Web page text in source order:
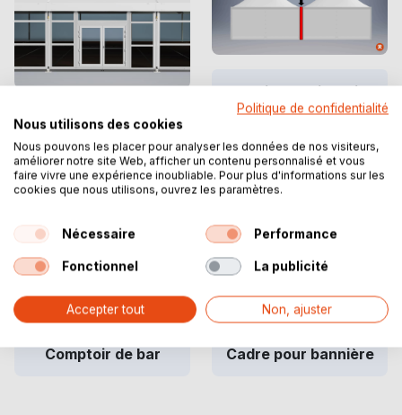
Porte double vitrée |
Parois vitrées
Gouttière de jonction
Comptoir de bar Cadre pour bannière
Politique de confidentialité
Nous utilisons des cookies
Nous pouvons les placer pour analyser les données de nos visiteurs,
améliorer notre site Web, afficher un contenu personnalisé et vous
faire vivre une expérience inoubliable. Pour plus d'informations sur les
cookies que nous utilisons, ouvrez les paramètres.
Nécessaire Performance
Fonctionnel La publicité
Accepter tout Non, ajuster